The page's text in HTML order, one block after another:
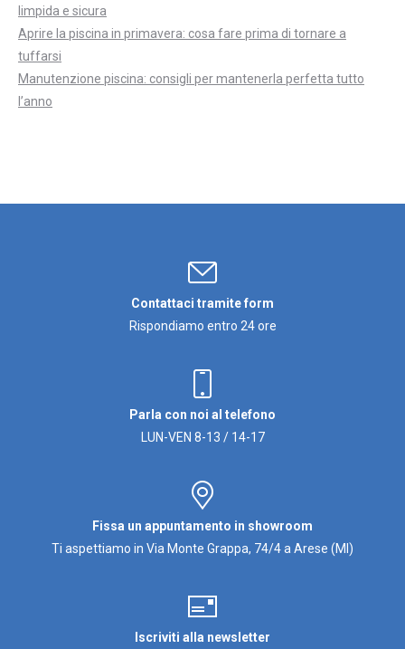
limpida e sicura
Aprire la piscina in primavera: cosa fare prima di tornare a
tuffarsi
Manutenzione piscina: consigli per mantenerla perfetta tutto
l’anno
Contattaci tramite form
Rispondiamo entro 24 ore
Parla con noi al telefono
LUN-VEN 8-13 / 14-17
Fissa un appuntamento in showroom
Ti aspettiamo in Via Monte Grappa, 74/4 a Arese (MI)
Iscriviti alla newsletter